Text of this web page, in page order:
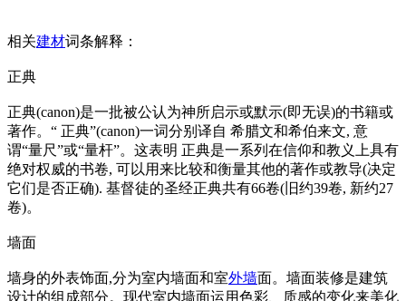
相关建材词条解释：
正典
正典(canon)是一批被公认为神所启示或默示(即无误)的书籍或
著作。“ 正典”(canon)一词分别译自 希腊文和希伯来文, 意
谓“量尺”或“量杆”。这表明 正典是一系列在信仰和教义上具有
绝对权威的书卷, 可以用来比较和衡量其他的著作或教导(决定
它们是否正确). 基督徒的圣经正典共有66卷(旧约39卷, 新约27
卷)。
墙面
墙身的外表饰面,分为室内墙面和室外墙面。墙面装修是建筑
设计的组成部分。现代室内墙面运用色彩、质感的变化来美化